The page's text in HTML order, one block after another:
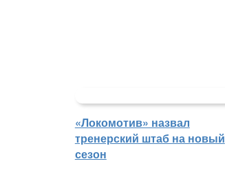
«Локомотив» назвал
тренерский штаб на новый
сезон